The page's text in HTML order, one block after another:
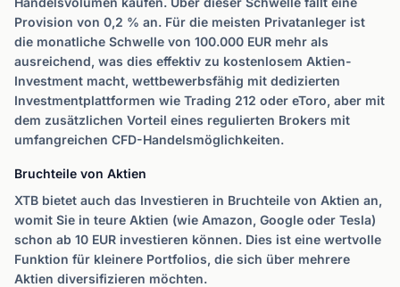
Provision von 0,2 % an. Für die meisten Privatanleger ist
die monatliche Schwelle von 100.000 EUR mehr als
ausreichend, was dies effektiv zu kostenlosem Aktien-
Investment macht, wettbewerbsfähig mit dedizierten
Investmentplattformen wie Trading 212 oder eToro, aber mit
dem zusätzlichen Vorteil eines regulierten Brokers mit
umfangreichen CFD-Handelsmöglichkeiten.
Bruchteile von Aktien
XTB bietet auch das Investieren in Bruchteile von Aktien an,
womit Sie in teure Aktien (wie Amazon, Google oder Tesla)
schon ab 10 EUR investieren können. Dies ist eine wertvolle
Funktion für kleinere Portfolios, die sich über mehrere
Aktien diversifizieren möchten.